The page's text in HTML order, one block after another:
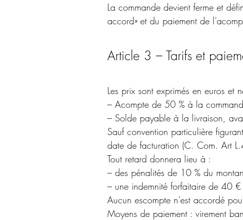
La commande devient ferme et
accord» et du paiement de
Article 3 – Tarifs et
Les prix sont exprimés en euros
– Acompte de 50 % à la
– Solde payable à la livraison,
Sauf convention particulière
date de facturation (C. Com. Art
Tout retard donnera lieu à :
– des pénalités de 10 % du
– une indemnité forfaitaire de 40
Aucun escompte n’est accordé
Moyens de paiement : virement